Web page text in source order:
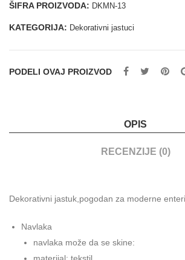
količina
ŠIFRA PROIZVODA: DKMN-13
KATEGORIJA: Dekorativni jastuci
PODELI OVAJ PROIZVOD
OPIS
RECENZIJE (0)
Dekorativni jastuk,pogodan za moderne
Navlaka
navlaka može da se skine: